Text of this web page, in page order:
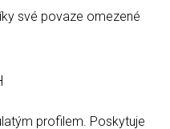
své povaze omezené
profilem. Poskytuje